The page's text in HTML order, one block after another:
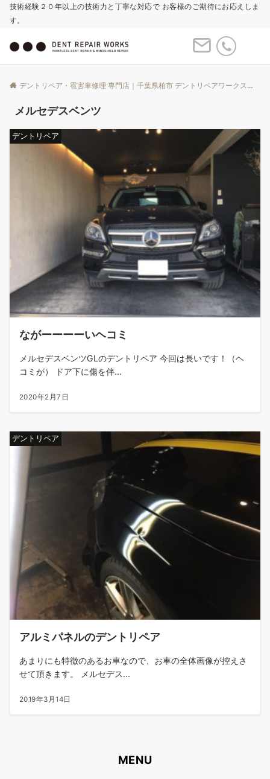
技術経験２０年以上の技術力と丁寧な対応で お客様のご期待にお応えしま
す。
デントリペア・雹害車修理 専門店｜千葉県柏市 デントリペアワークス
メルセデスベンツ
デントリペア
ながーーーーいヘコミ
メルセデスベンツGLのデントリペア 今回は長いです！（ヘ
コミが） ドア下に傷を伴...
2020年2月7日
デントリペア
アルミパネルのデントリペア
あまりにも特徴のあるお車なので、お車の全体画像が控えさ
せて頂きます。 メルセデス...
2019年3月14日
MENU